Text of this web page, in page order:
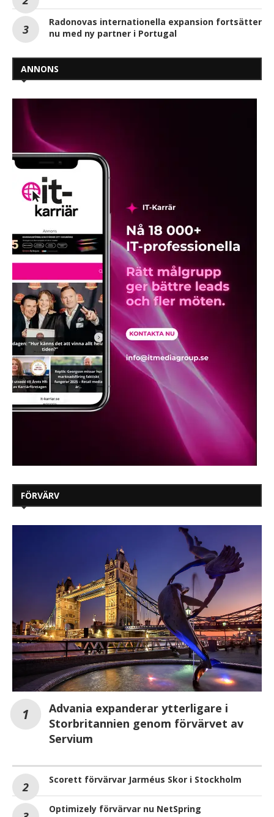
Radonovas internationella expansion fortsätter
nu med ny partner i Portugal
ANNONS
FÖRVÄRV
Advania expanderar ytterligare i
Storbritannien genom förvärvet av
Servium
Scorett förvärvar Jarméus Skor i Stockholm
Optimizely förvärvar nu NetSpring